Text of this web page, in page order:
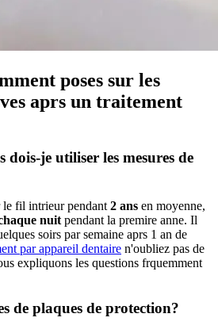
poses sur les
aprs un traitement
dois-je utiliser les mesures de
fil intrieur pendant 2 ans en moyenne,
nuit pendant la premire anne. Il
soirs par semaine aprs 1 an de
par appareil dentaire n'oubliez pas de
expliquons les questions frquemment
de plaques de protection?